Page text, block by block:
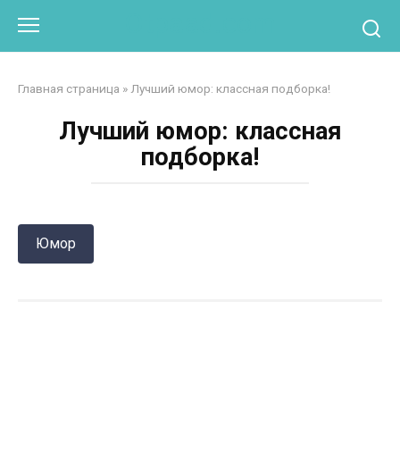
контенту
Главная страница » Лучший юмор: классная подборка!
Лучший юмор: классная
подборка!
Юмор